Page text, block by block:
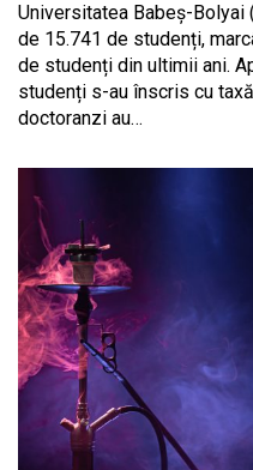
Universitatea Babeș-Bolyai
de 15.741 de studenți,
de studenți din ultimii ani.
studenți s-au înscris cu
doctoranzi au…